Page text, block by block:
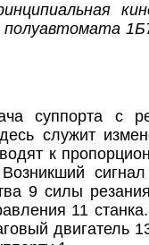
полуавтомата
суппорта с
служит
к
9 силы
11
двигатель